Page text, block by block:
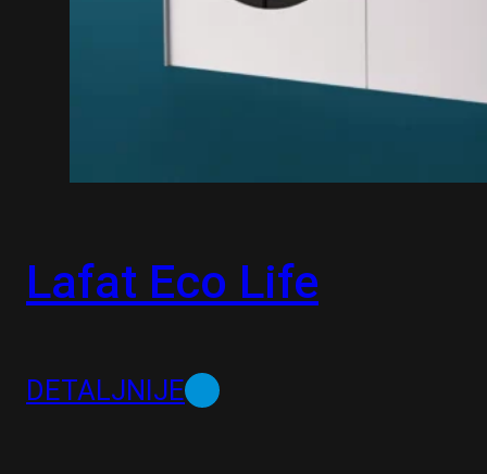
Lafat Eco Life
DETALJNIJE